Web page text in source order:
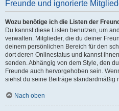
Freunde und ignorierte
Wozu benötige ich die Listen der
Du kannst diese Listen benutzen, um
verwalten. Mitglieder, die du deiner
deinem persönlichen Bereich für den
dort deren Onlinestatus und kannst
senden. Abhängig von dem Style, den
Freunde auch hervorgehoben sein.
siehst du seine Beiträge standardmäßig
Nach oben